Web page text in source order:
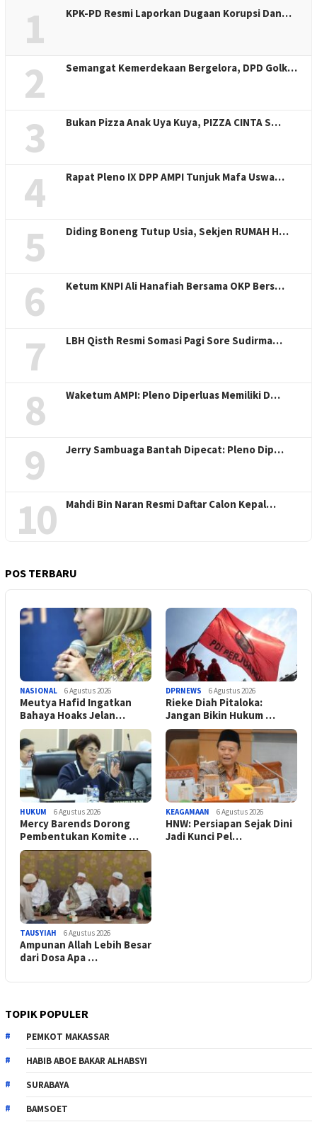
1 KPK-PD Resmi Laporkan Dugaan Korupsi Dan…
2 Semangat Kemerdekaan Bergelora, DPD Golk…
3 Bukan Pizza Anak Uya Kuya, PIZZA CINTA S…
4 Rapat Pleno IX DPP AMPI Tunjuk Mafa Uswa…
5 Diding Boneng Tutup Usia, Sekjen RUMAH H…
6 Ketum KNPI Ali Hanafiah Bersama OKP Bers…
7 LBH Qisth Resmi Somasi Pagi Sore Sudirma…
8 Waketum AMPI: Pleno Diperluas Memiliki D…
9 Jerry Sambuaga Bantah Dipecat: Pleno Dip…
10 Mahdi Bin Naran Resmi Daftar Calon Kepal…
POS TERBARU
NASIONAL 6 Agustus 2026
Meutya Hafid Ingatkan
Bahaya Hoaks Jelan…
DPRNEWS 6 Agustus 2026
Rieke Diah Pitaloka:
Jangan Bikin Hukum …
HUKUM 6 Agustus 2026
Mercy Barends Dorong
Pembentukan Komite …
KEAGAMAAN 6 Agustus 2026
HNW: Persiapan Sejak Dini
Jadi Kunci Pel…
TAUSYIAH 6 Agustus 2026
Ampunan Allah Lebih Besar
dari Dosa Apa …
TOPIK POPULER
PEMKOT MAKASSAR
HABIB ABOE BAKAR ALHABSYI
SURABAYA
BAMSOET